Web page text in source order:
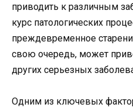
приводить к различным
курс патологических
преждевременное
свою очередь, может
других серьезных
Одним из ключевых